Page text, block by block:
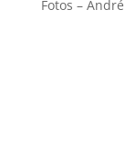
Fotos –